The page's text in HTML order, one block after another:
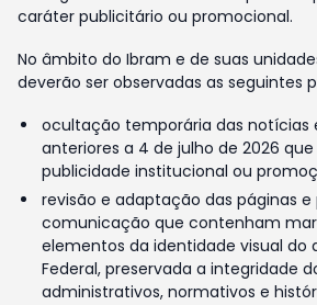
caráter publicitário ou promocional.
No âmbito do Ibram e de suas
deverão ser observadas as seguintes
ocultação temporária das notícias
anteriores a 4 de julho de 2026
publicidade institucional ou
revisão e adaptação das páginas e
comunicação que contenham
elementos da identidade visual do
Federal, preservada a integridade
administrativos, normativos e